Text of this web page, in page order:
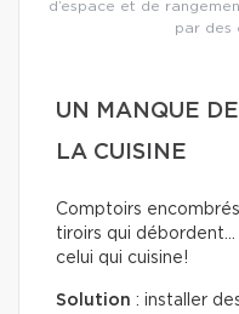
d’espace et de
par des
UN MANQUE
LA CUISINE
Comptoirs
tiroirs qui débordent…
celui qui cuisine!
Solution : installer